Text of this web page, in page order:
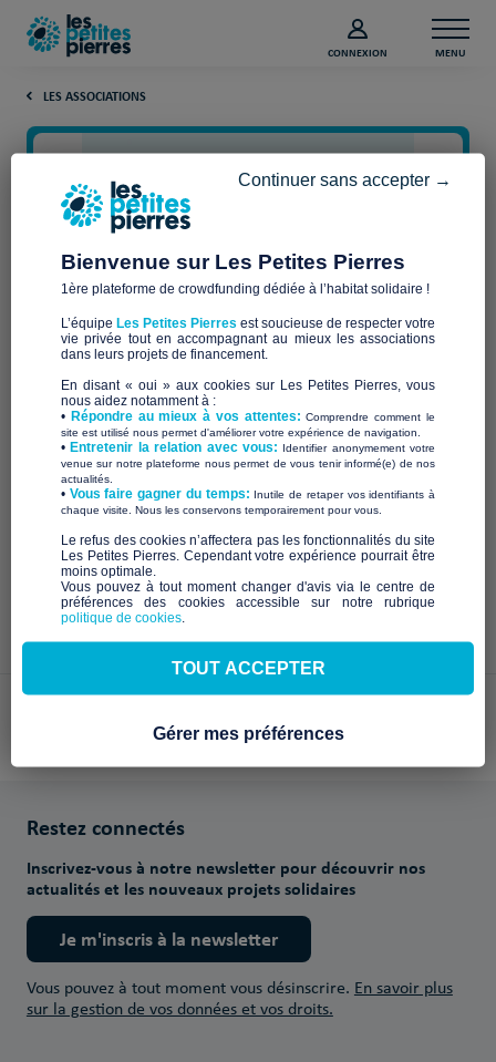
CONNEXION MENU
LES ASSOCIATIONS
ASSOCIATION OKANNI
Qui sommes-nous ?
À venir
Restez connectés
Inscrivez-vous à notre newsletter pour découvrir nos
actualités et les nouveaux projets solidaires
Je m'inscris à la newsletter
Vous pouvez à tout moment vous désinscrire. En savoir plus
sur la gestion de vos données et vos droits.
Bienvenue sur Les Petites Pierres
1ère plateforme de crowdfunding dédiée à l’habitat solidaire !
L’équipe Les Petites Pierres est soucieuse de respecter votre
vie privée tout en accompagnant au mieux les associations
dans leurs projets de financement.
En disant « oui » aux cookies sur Les Petites Pierres, vous
nous aidez notamment à :
• Répondre au mieux à vos attentes:Comprendre comment le
site est utilisé nous permet d'améliorer votre expérience de navigation.
•Entretenir la relation avec vous: Identifier anonymement votre
venue sur notre plateforme nous permet de vous tenir informé(e) de nos
actualités.
​• Vous faire gagner du temps: Inutile de retaper vos identifiants à
chaque visite. Nous les conservons temporairement pour vous.
​Le refus des cookies n’affectera pas les fonctionnalités du site
Les Petites Pierres. Cependant votre expérience pourrait être
moins optimale.​
Vous pouvez à tout moment changer d'avis via le centre de
préférences des cookies accessible sur notre rubrique
politique de cookies
Continuer sans accepter →
TOUT ACCEPTER
Gérer mes préférences